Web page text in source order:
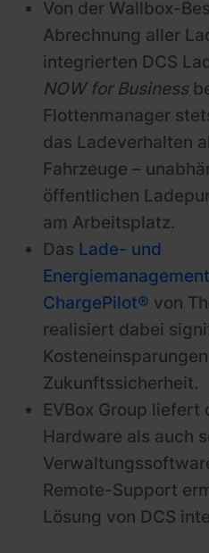
Von der Wallbox-
Abrechnung aller
integrierten DCS
NOW for Business
Flottenmanager
das Ladeverhalten
Fahrzeuge –
öffentlichen
am Arbeitsplatz.
Das Lade- und
ChargePilot® von
realisiert dabei
Zukunftssicherheit.
EVBox Group liefert
Hardware als auch
Remote-Support
Lösung von DCS